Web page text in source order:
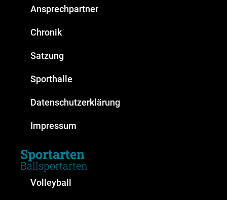
Ansprechpartner
Chronik
Satzung
Sporthalle
Datenschutzerklärung
Impressum
Sportarten
Ballsportarten
Volleyball